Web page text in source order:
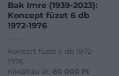
Bak Imre (1939-2023):
Koncept füzet 6 db
1972-1976
Koncert füzet 6 db 1972-
1976
Kikiáltási ár: 60 000 Ft